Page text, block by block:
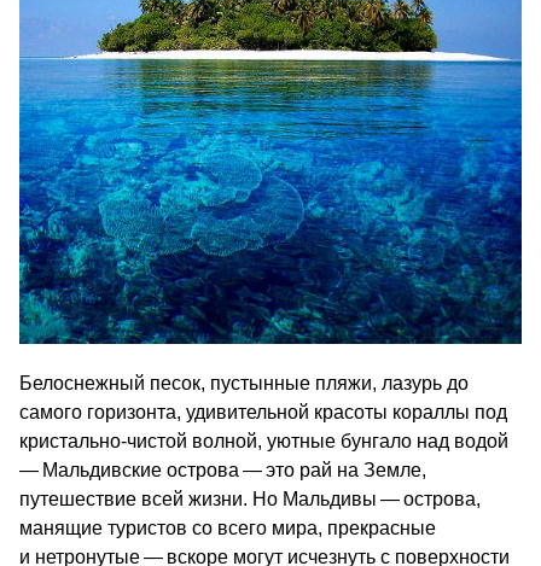
Белоснежный песок, пустынные пляжи, лазурь до
самого горизонта, удивительной красоты кораллы под
кристально-чистой волной, уютные бунгало над водой
— Мальдивские острова — это рай на Земле,
путешествие всей жизни. Но Мальдивы — острова,
манящие туристов со всего мира, прекрасные
и нетронутые — вскоре могут исчезнуть с поверхности